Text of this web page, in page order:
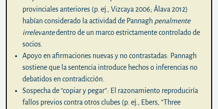
provinciales anteriores (p. ej., Vizcaya 2006; Álava 2012)
habían considerado la actividad de Pannagh penalmente
irrelevantedentro de un marco estrictamente controlado de
socios.
Apoyo en afirmaciones nuevas y no contrastadas: Pannagh
sostiene que la sentencia introduce hechos o inferencias no
debatidos en contradicción.
Sospecha de “copiar y pegar”: El razonamiento reproduciría
fallos previos contra otros clubes (p. ej., Ebers, “Three